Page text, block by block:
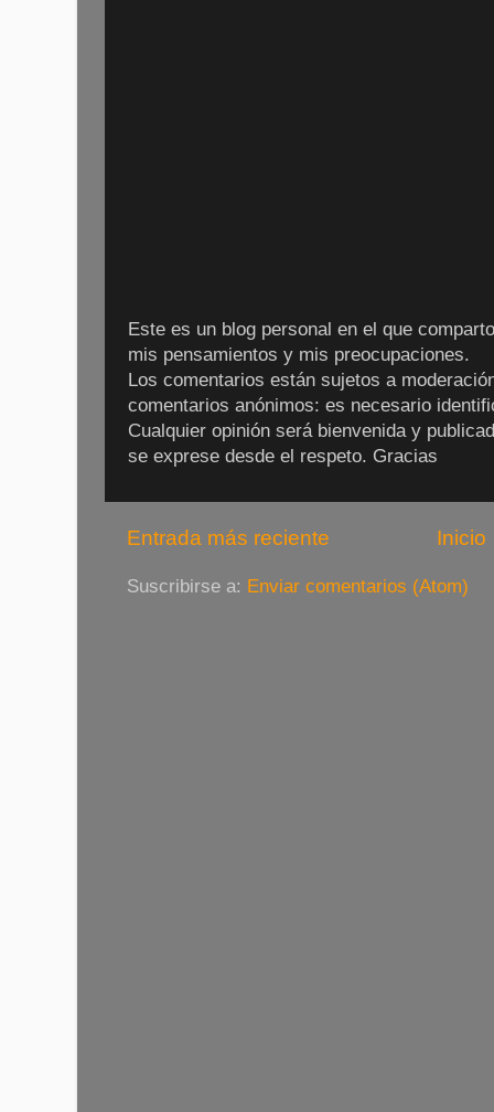
Este es un blog personal en el que
mis pensamientos y mis preocupaciones.
Los comentarios están sujetos a
comentarios anónimos: es necesario
Cualquier opinión será bienvenida y
se exprese desde el respeto. Gracias
Entrada más reciente Inicio
Suscribirse a: Enviar comentarios (Atom)